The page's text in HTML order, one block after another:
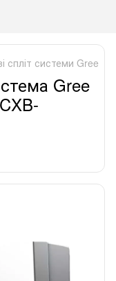
спліт системи Gree
Gree